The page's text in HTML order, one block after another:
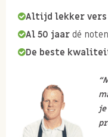
Altijd lekker vers
Al 50 jaar dé
De beste